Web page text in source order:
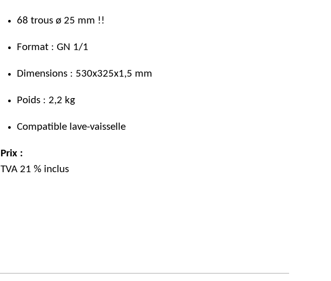
68 trous ø 25 mm !!
Format : GN 1/1
Dimensions : 530x325x1,5 mm
Poids : 2,2 kg
Compatible lave-vaisselle
Prix :
TVA 21 % inclus